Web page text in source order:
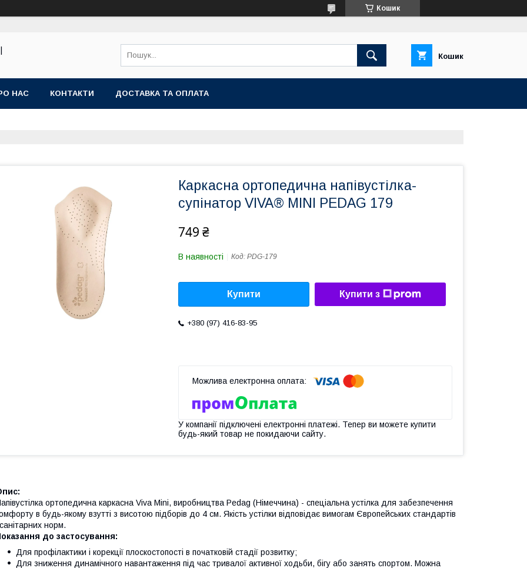
Кошик
Кошик
НАС КОНТАКТИ ДОСТАВКА ТА ОПЛАТА
Каркасна ортопедична напівустілка-
супінатор VIVA® MINI PEDAG 179
749 ₴
В наявності Код: PDG-179
Купити Купити з
+380 (97) 416-83-95
У компанії підключені електронні платежі. Тепер ви можете купити
будь-який товар не покидаючи сайту.
ортопедична каркасна Viva Mini, виробництва Pedag (Німеччина) - спеціальна устілка для забезпечення
в будь-якому взутті з висотою підборів до 4 см. Якість устілки відповідає вимогам Європейських стандартів
санітарних норм.
до застосування:
Для профілактики і корекції плоскостопості в початковій стадії розвитку;
Для зниження динамічного навантаження під час тривалої активної ходьби, бігу або занять спортом. Можна